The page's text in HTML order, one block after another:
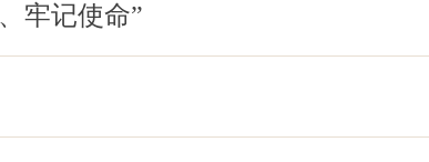
牢记使命”